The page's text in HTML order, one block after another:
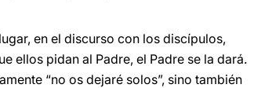
en el discurso con los discípulos,
ellos pidan al Padre, el Padre se la dará.
“no os dejaré solos”, sino también